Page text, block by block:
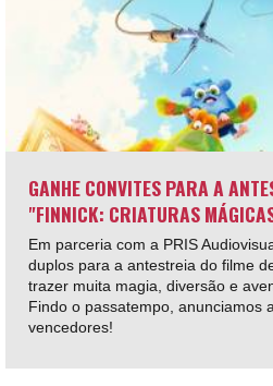
GANHE CONVITES PARA A
"FINNICK: CRIATURAS
Em parceria com a PRIS
duplos para a antestreia do filme
trazer muita magia, diversão e
Findo o passatempo, anunciamos
vencedores!